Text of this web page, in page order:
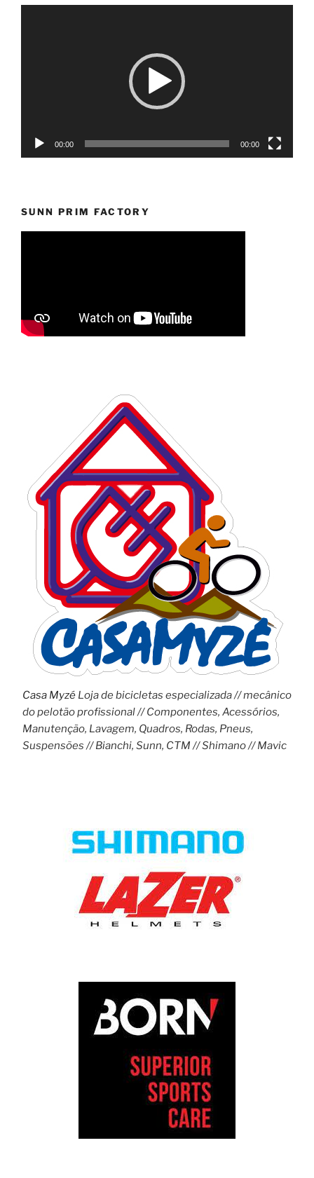
00:00 00:00
SUNN PRIM FACTORY
Casa MyzéLoja de bicicletas especializada // mecânico
do pelotão profissional // Componentes, Acessórios,
Manutenção, Lavagem, Quadros, Rodas, Pneus,
Suspensões // Bianchi, Sunn, CTM // Shimano // Mavic